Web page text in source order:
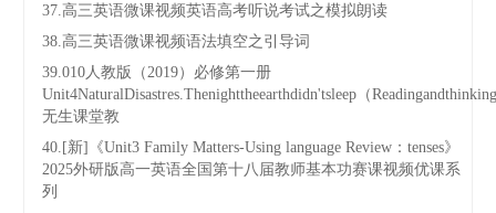
37.高三英语微课视频英语高考听说考试之模拟朗读
38.高三英语微课视频语法填空之引导词
39.010人教版（2019）必修第一册
Unit4NaturalDisastres.Thenighttheearthdidn'tsleep（
无生课堂教
40.[新]《Unit3 Family Matters-Using language Review：tenses》
2025外研版高一英语全国第十八届教师基本功赛课视频优课系
列